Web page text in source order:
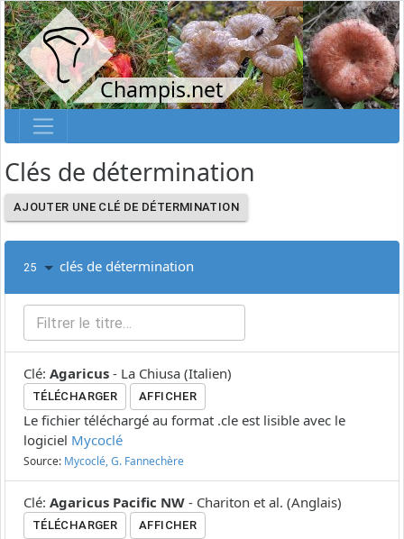
Champis.net
Clés de détermination
AJOUTER UNE CLÉ DE DÉTERMINATION
25 clés de détermination
Clé: Agaricus - La Chiusa (Italien)
TÉLÉCHARGER AFFICHER
Le fichier téléchargé au format .cle est lisible avec le
logiciel Mycoclé
Source: Mycoclé, G. Fannechère
Clé: Agaricus Pacific NW - Chariton et al. (Anglais)
TÉLÉCHARGER AFFICHER